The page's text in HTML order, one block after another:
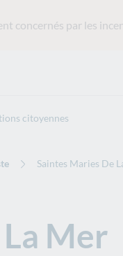
concernés par les
citoyennes
Saintes Maries De
Mer